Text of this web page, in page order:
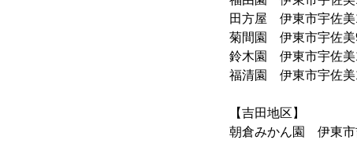
田方屋 伊東市宇佐
菊間園 伊東市宇佐
鈴木園 伊東市宇佐
福清園 伊東市宇佐
【吉田地区】
朝倉みかん園 伊東